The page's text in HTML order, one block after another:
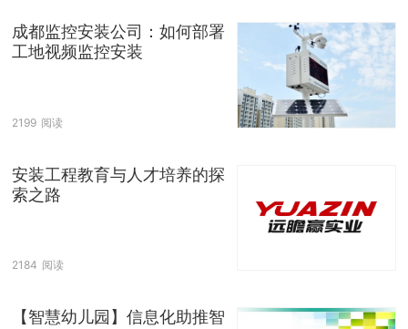
成都监控安装公司：如何部署
工地视频监控安装
2199 阅读
安装工程教育与人才培养的探
索之路
2184 阅读
【智慧幼儿园】信息化助推智